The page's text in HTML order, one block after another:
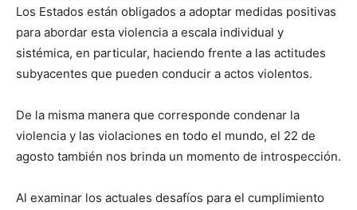
Los Estados están obligados a adoptar medidas positivas
para abordar esta violencia a escala individual y
sistémica, en particular, haciendo frente a las actitudes
subyacentes que pueden conducir a actos violentos.
De la misma manera que corresponde condenar la
violencia y las violaciones en todo el mundo, el 22 de
agosto también nos brinda un momento de introspección.
Al examinar los actuales desafíos para el cumplimiento